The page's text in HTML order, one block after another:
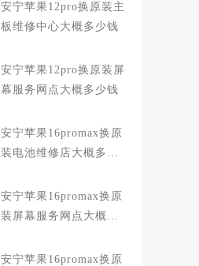
安宁苹果12pro换原装主
板维修中心大概多少钱
安宁苹果12pro换原装屏
幕服务网点大概多少钱
安宁苹果16promax换原
装电池维修店大概多少
安宁苹果16promax换原
装屏幕服务网点大概多
安宁苹果16promax换原